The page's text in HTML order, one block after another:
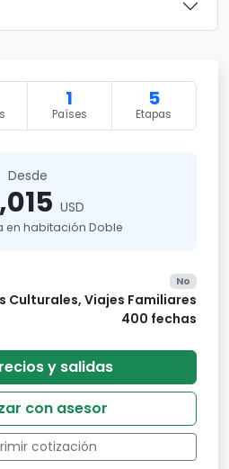
1
Países
5
Etapas
Desde
USD
en habitación Doble
No
Culturales, Viajes Familiares
400 fechas
y salidas
con asesor
cotización